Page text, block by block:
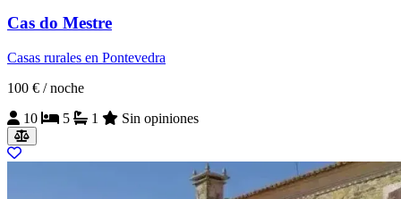
Cas do Mestre
Casas rurales en Pontevedra
100 € / noche
10
5 1 Sin opiniones